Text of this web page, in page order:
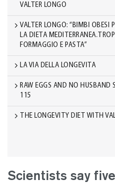
VALTER LONGO
VALTER LONGO: “BIMBI OBESI
LA DIETA
FORMAGGIO E PASTA”
LA VIA DELLA LONGEVITA
RAW EGGS AND NO HUSBAND
115
THE LONGEVITY DIET WITH
Scientists say